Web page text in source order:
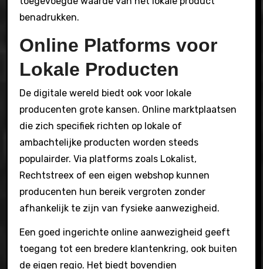
benadrukken.
Online Platforms voor
Lokale Producten
De digitale wereld biedt ook voor lokale
producenten grote kansen. Online marktplaatsen
die zich specifiek richten op lokale of
ambachtelijke producten worden steeds
populairder. Via platforms zoals Lokalist,
Rechtstreex of een eigen webshop kunnen
producenten hun bereik vergroten zonder
afhankelijk te zijn van fysieke aanwezigheid.
Een goed ingerichte online aanwezigheid geeft
toegang tot een bredere klantenkring, ook buiten
de eigen regio. Het biedt bovendien